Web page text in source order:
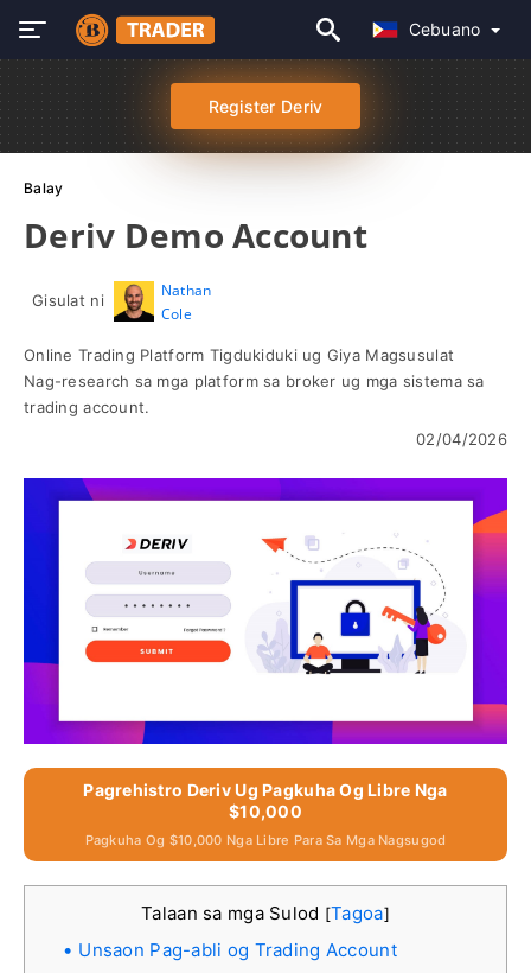
Cebuano
Register Deriv
Balay
Deriv Demo Account
Gisulat ni
Nathan
Cole
Online Trading Platform Tigdukiduki ug Giya Magsusulat
Nag-research sa mga platform sa broker ug mga sistema sa
trading account.
02/04/2026
Pagrehistro Deriv Ug Pagkuha Og Libre Nga
$10,000
Pagkuha Og $10,000 Nga Libre Para Sa Mga Nagsugod
Talaan sa mga Sulod [Tagoa]
Unsaon Pag-abli og Trading Account